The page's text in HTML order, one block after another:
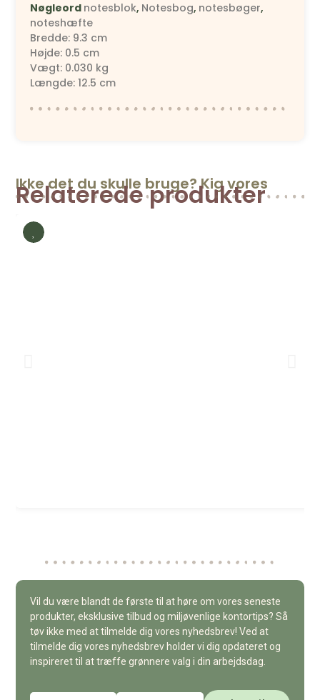
Nøgleord notesblok, Notesbog, notesbøger,
noteshæfte
Bredde: 9.3 cm
Højde: 0.5 cm
Vægt: 0.030 kg
Længde: 12.5 cm
Ikke det du skulle bruge? Kig vores
Relaterede produkter
Vil du være blandt de første til at høre om vores seneste
produkter, eksklusive tilbud og miljøvenlige kontortips? Så
tøv ikke med at tilmelde dig vores nyhedsbrev! Ved at
tilmelde dig vores nyhedsbrev holder vi dig opdateret og
inspireret til at træffe grønnere valg i din arbejdsdag.